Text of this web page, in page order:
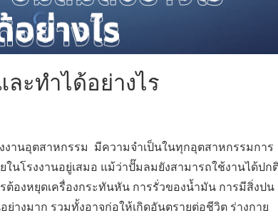
ะทำได้อย่างไร
งานอุตสาหกรรม มีความจำเป็นในทุกอุตสาหกรรมการ
นโรงงานอยู่เสมอ แม้ว่าปั๊มลมยังสามารถใช้งานได้ปก
องหยุดเครื่องกระทันหัน การรั่วของน้ำมัน การมีสิ่งปน
างมาก รวมทั้งอาจก่อให้เกิดอันตรายต่อชีวิต ร่างกาย